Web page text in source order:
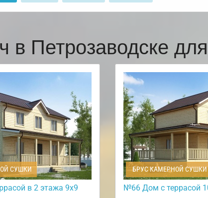
в Петрозаводске
СУШКИ
в 2 этажа 9х9
БРУС КАМЕРНОЙ СУШКИ
№66 Дом с террасой